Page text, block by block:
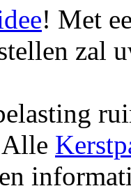
! Met
zal